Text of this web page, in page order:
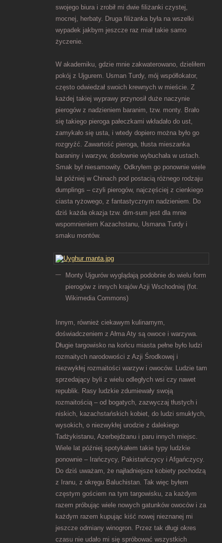
swojego biura i zrobił mi dwie filiżanki czystej,
mocnej, herbaty. Druga filiżanka była na wszelki
wypadek jakbym jeszcze raz miał takie samo
życzenie.
W akademiku, gdzie mnie zakwaterowano, dzieliłem
pokój z Ujgurem. Usman Turdy, mój współlokator,
często odwiedzał swoich krewnych w mieście. Z
każdej takiej wyprawy przynosił duże naczynie
pierogów z nadzieniem baranim, tzw. monty. Brało
się takiego pieroga pałeczkami wkładało do ust,
zamykało się usta, i wtedy dopiero można było go
rozgryźć. Zawartość pieroga, tłusta mieszanka
baraniny i warzyw, dosłownie wybuchała w ustach.
Smak był niesamowity. Odkryłem go ponownie wiele
lat później w Chinach pod postacią różnego rodzaju
dumplings – czyli pierogów, najczęściej z cienkiego
ciasta ryżowego, z fantastycznym nadzieniem. Do
dziś każda okazja tzw. dim-sum jest dla mnie
wspomnieniem Kazachstanu, Usmana Turdy i
smaku montów.
Monty Ujgurów wyglądają podobnie do wielu form
pierogów z innych krajów Azji Wschodniej (fot.
Wikimedia Commons)
Innym, również ciekawym kulinarnym,
doświadczeniem z Ałma Aty są owoce i warzywa.
Długie targowisko na końcu miasta pełne było ludzi
rozmaitych narodowości z Azji Środkowej i
niezwykłej rozmaitości warzyw i owoców. Ludzie tam
sprzedający byli z wielu odległych wsi czy nawet
republik. Rasy ludzkie zdumiewały swoją
rozmaitością – od bogatych, zazwyczaj tłustych i
niskich, kazachstańskich kobiet, do ludzi smukłych,
wysokich, o niezwykłej urodzie z dalekiego
Tadżykistanu, Azerbejdżanu i paru innych miejsc.
Wiele lat później spotykałem takie typy ludzkie
ponownie – Irańczycy, Pakistańczycy i Afgańczycy.
Do dziś uważam, że najładniejsze kobiety pochodzą
z Iranu, z okręgu Baluchistan. Tak więc byłem
częstym gościem na tym targowisku, za każdym
razem próbując wiele nowych gatunków owoców i za
każdym razem kupując kiść nowej nieznanej mi
jeszcze odmiany winogron. Przez tak długi okres
czasu nie udało mi się spróbować wszystkich